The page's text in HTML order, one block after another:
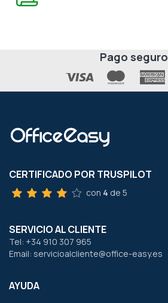
Pago seguro
CERTIFICADO POR TRUSPILOT
con 4 de 5
SERVICIO AL CLIENTE
Tel: +34 910 307 965
Email: servicioalcliente@office-easy.es
AYUDA